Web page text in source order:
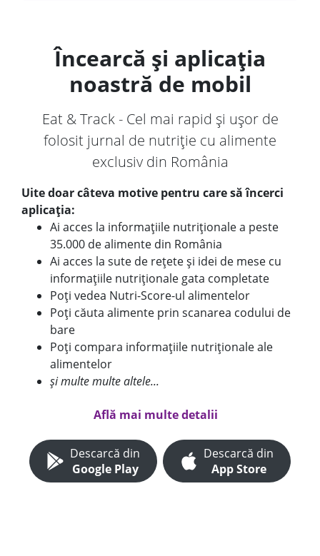
Încearcă și aplicația
noastră de mobil
Eat & Track - Cel mai rapid și ușor de
folosit jurnal de nutriție cu alimente
exclusiv din România
Uite doar câteva motive pentru care să încerci
aplicația:
Ai acces la informațiile nutriționale a peste
35.000 de alimente din România
Ai acces la sute de rețete și idei de mese cu
informațiile nutriționale gata completate
Poți vedea Nutri-Score-ul alimentelor
Poți căuta alimente prin scanarea codului de
bare
Poți compara informațiile nutriționale ale
alimentelor
și multe multe altele...
Află mai multe detalii
Descarcă din
Google Play
Descarcă din
App Store